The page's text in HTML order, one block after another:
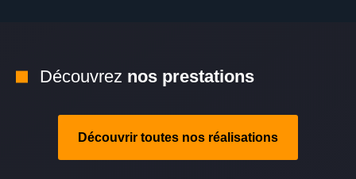
Découvrez nos prestations
Découvrir toutes nos réalisations